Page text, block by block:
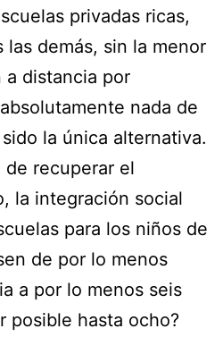
privadas ricas,
demás, sin la menor
a distancia por
nada de
la única alternativa.
de recuperar el
la integración social
para los niños de
de por lo menos
a por lo menos seis
posible hasta ocho?